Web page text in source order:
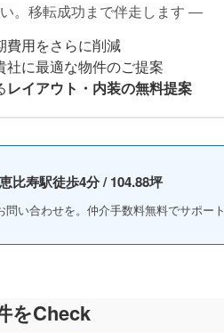
。移転成功まで伴走します ―
費用をさらに削減
社に最適な物件のご提案
レイアウト・内装の無料提案
比寿駅徒歩4分 / 104.88坪
い合わせを。仲介手数料無料でサポー
をCheck